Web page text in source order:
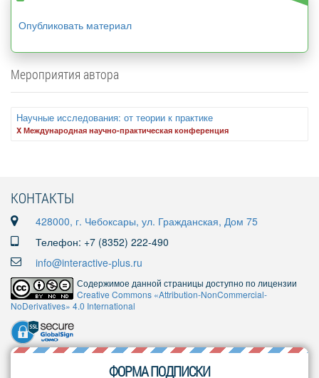
Опубликовать материал
Мероприятия автора
Научные исследования: от теории к практике
X Международная научно-практическая конференция
КОНТАКТЫ
428000, г. Чебоксары, ул. Гражданская, Дом 75
Телефон: +7 (8352) 222-490
info@interactive-plus.ru
Содержимое данной страницы доступно по лицензии
Creative Commons «Attribution-NonCommercial-
NoDerivatives» 4.0 International
ФОРМА ПОДПИСКИ